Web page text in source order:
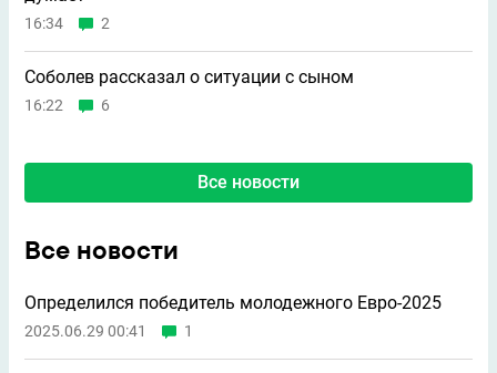
16:34 2
Соболев рассказал о ситуации с сыном
16:22 6
Все новости
Все новости
Определился победитель молодежного Евро-2025
2025.06.29 00:41 1